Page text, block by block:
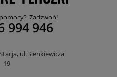
Zadzwoń!
994 946
ul. Sienkiewicza
19